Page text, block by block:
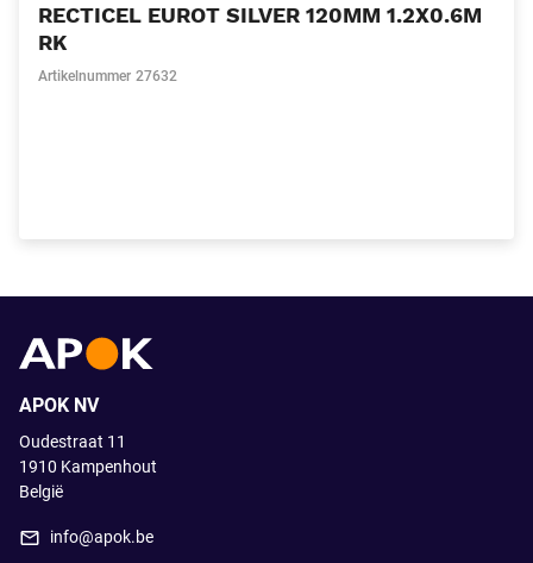
RECTICEL EUROT SILVER 120MM 1.2X0.6M
RK
Artikelnummer 27632
APOK NV
Oudestraat 11
1910 Kampenhout
België
info@apok.be